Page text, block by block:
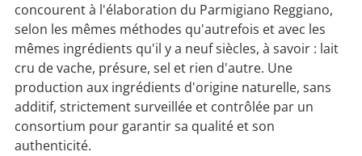
concourent à l'élaboration du Parmigiano Reggiano,
selon les mêmes méthodes qu'autrefois et avec les
mêmes ingrédients qu'il y a neuf siècles, à savoir : lait
cru de vache, présure, sel et rien d'autre. Une
production aux ingrédients d'origine naturelle, sans
additif, strictement surveillée et contrôlée par un
consortium pour garantir sa qualité et son
authenticité.